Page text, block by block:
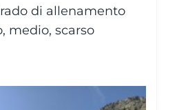
di allenamento
medio, scarso